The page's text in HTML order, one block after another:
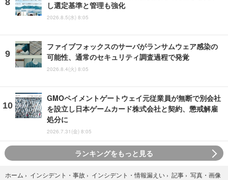
し選定基準と管理も強化
2026.8.5(水) 8:05
ファイブフォックスのサーバがランサムウェア感染の
可能性、通常のセキュリティ調査過程で発覚
2026.8.4(火) 8:05
GMOペイメントゲートウェイ元従業員が無断で別会社
を設立し日本ゲームカード株式会社と契約、懲戒解雇
処分に
2026.7.31(金) 8:05
ランキングをもっと見る
ホーム › インシデント・事故 › インシデント・情報漏えい › 記事 › 写真・画像